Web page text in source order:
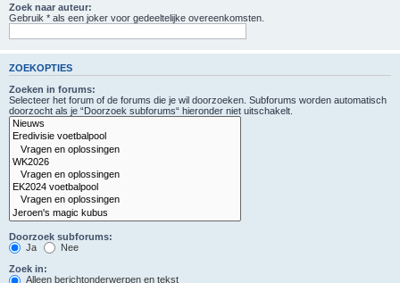
Zoek naar auteur:
Gebruik * als een joker voor gedeeltelijke overeenkomsten.
ZOEKOPTIES
Zoeken in forums:
Selecteer het forum of de forums die je wil doorzoeken. Subforums worden automatisch
doorzocht als je “Doorzoek subforums“ hieronder niet uitschakelt.
Doorzoek subforums:
Ja
Nee
Zoek in:
Alleen berichtonderwerpen en tekst